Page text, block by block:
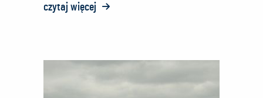
czytaj więcej o:
Filipin